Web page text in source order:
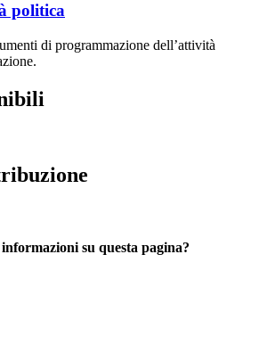
politica
di programmazione dell’attività
su questa pagina?